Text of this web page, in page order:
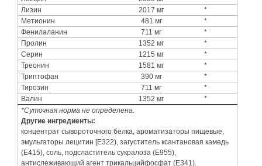
Лизин
2017 мг
*
Метионин
481 мг
*
Фенилаланин
711 мг
*
Пролин
1352 мг
*
Серин
1215 мг
*
Треонин
1581 мг
*
Триптофан
390 мг
*
Тирозин
711 мг
*
Валин
1352 мг
*
*Суточная норма не определена.
Другие ингредиенты:
концентрат сывороточного белка, ароматизаторы пищевые,
эмульгаторы лецитин [E322), загуститель ксантановая камедь
(E415), соль, подсластитель сукралоза (E955),
антислеживающий агент трикальцийфосфат (E341).